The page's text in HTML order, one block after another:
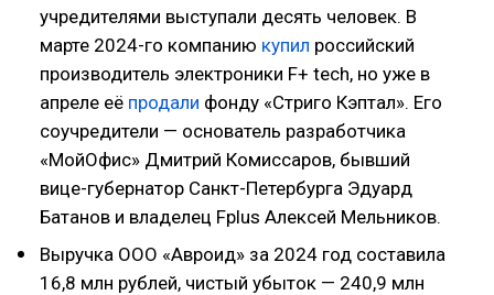
учредителями выступали десять человек. В
марте 2024-го компанию купил российский
производитель электроники F+ tech, но уже в
апреле её продали фонду «Стриго Кэптал». Его
соучредители — основатель разработчика
«МойОфис» Дмитрий Комиссаров, бывший
вице-губернатор Санкт-Петербурга Эдуард
Батанов и владелец Fplus Алексей Мельников.
Выручка ООО «Авроид» за 2024 год составила
16,8 млн рублей, чистый убыток — 240,9 млн